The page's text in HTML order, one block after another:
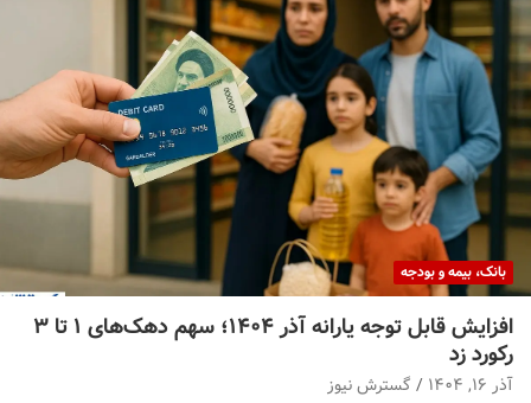
بانک، بیمه و بودجه
افزایش قابل توجه یارانه آذر ۱۴۰۴؛ سهم دهک‌های ۱ تا ۳
رکورد زد
آذر ۱۶, ۱۴۰۴ گسترش نیوز